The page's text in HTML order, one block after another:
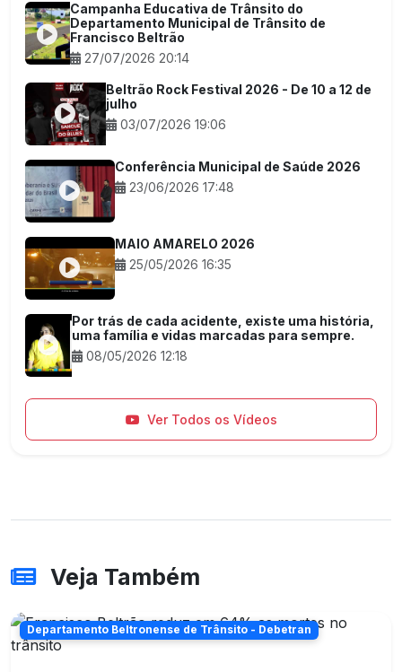
Campanha Educativa de Trânsito do
Departamento Municipal de Trânsito de
Francisco Beltrão
27/07/2026 20:14
Beltrão Rock Festival 2026 - De 10 a 12 de
julho
03/07/2026 19:06
Conferência Municipal de Saúde 2026
23/06/2026 17:48
MAIO AMARELO 2026
25/05/2026 16:35
Por trás de cada acidente, existe uma história,
uma família e vidas marcadas para sempre.
08/05/2026 12:18
Ver Todos os Vídeos
Veja Também
Departamento Beltronense de Trânsito - Debetran